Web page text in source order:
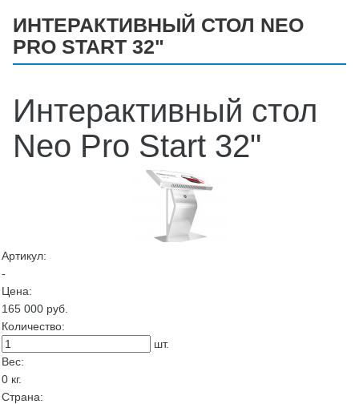
ИНТЕРАКТИВНЫЙ СТОЛ NEO
PRO START 32"
Интерактивный стол
Neo Pro Start 32"
Артикул:
-
Цена:
165 000 руб.
Количество:
шт.
Вес:
0 кг.
Страна: